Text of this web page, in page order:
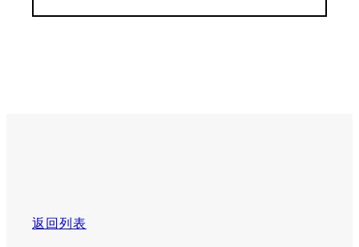
返回列表